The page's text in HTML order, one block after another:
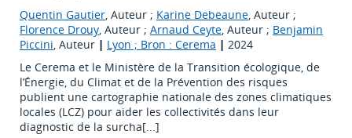
Quentin Gautier, Auteur ; Karine Debeaune, Auteur ;
Florence Drouy, Auteur ; Arnaud Ceyte, Auteur ; Benjamin
Piccini, Auteur | Lyon ; Bron : Cerema | 2024
Le Cerema et le Ministère de la Transition écologique, de
l’Énergie, du Climat et de la Prévention des risques
publient une cartographie nationale des zones climatiques
locales (LCZ) pour aider les collectivités dans leur
diagnostic de la surcha[...]